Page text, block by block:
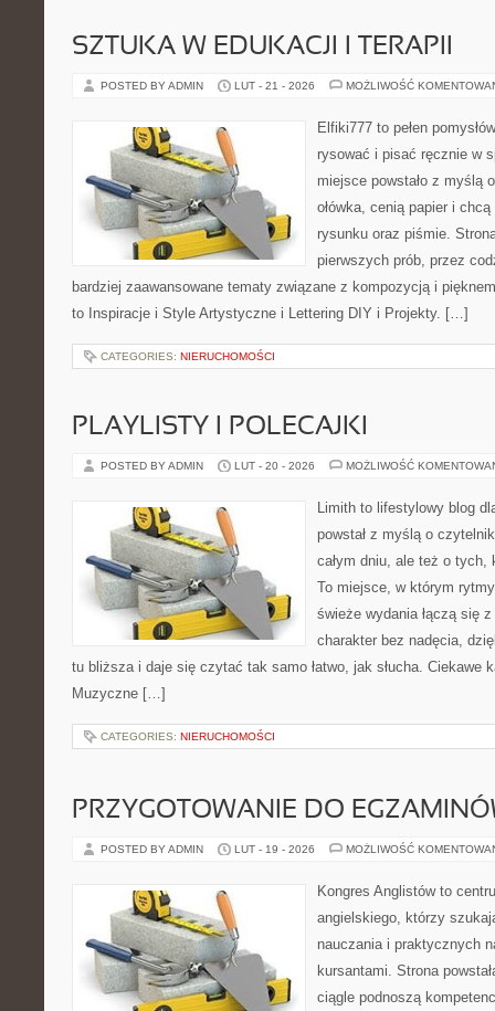
SZTUKA W EDUKACJI I TERAPII
POSTED BY ADMIN LUT - 21 - 2026 MOŻLIWOŚĆ
Elfiki777 to pełen
rysować i pisać ręcznie w
miejsce powstało z myślą
ołówka, cenią papier i
rysunku oraz piśmie.
pierwszych prób, przez
bardziej zaawansowane tematy związane z kompozycją i
to Inspiracje i Style Artystyczne i Lettering DIY i Projekty. […]
CATEGORIES: NIERUCHOMOŚCI
PLAYLISTY I POLECAJKI
POSTED BY ADMIN LUT - 20 - 2026 MOŻLIWOŚĆ
Limith to lifestylowy blog
powstał z myślą o
całym dniu, ale też o
To miejsce, w którym
świeże wydania łączą się
charakter bez nadęcia,
tu bliższa i daje się czytać tak samo łatwo, jak słucha. Ciekawe
Muzyczne […]
CATEGORIES: NIERUCHOMOŚCI
PRZYGOTOWANIE DO
POSTED BY ADMIN LUT - 19 - 2026 MOŻLIWOŚĆ
Kongres Anglistów to
angielskiego, którzy
nauczania i praktycznych
kursantami. Strona
ciągle podnoszą